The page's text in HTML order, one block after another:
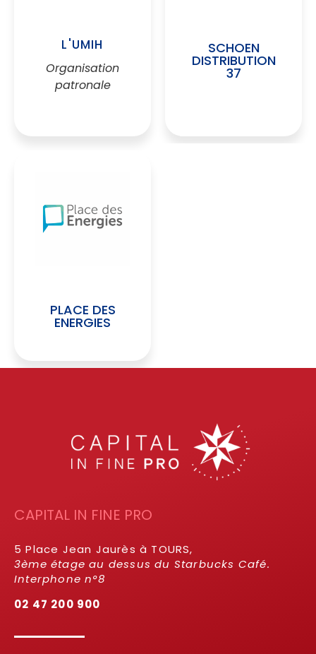
L'UMIH
Organisation
patronale
SCHOEN
DISTRIBUTION
37
PLACE DES
ENERGIES
CAPITAL IN FINE PRO
5 Place Jean Jaurès à TOURS,
3ème étage au dessus du Starbucks Café.
Interphone n°8
02 47 200 900